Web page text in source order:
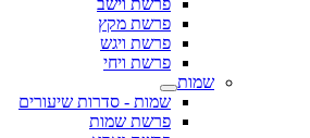
פרשת וישב
פרשת מקץ
פרשת ויגש
פרשת ויחי
שמות
שמות - סדרות שיעורים
פרשת שמות